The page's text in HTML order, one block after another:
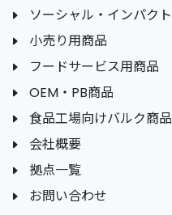
ソーシャル・インパクト
小売り用商品
フードサービス用商品
OEM・PB商品
食品工場向けバルク商品
会社概要
拠点一覧
お問い合わせ